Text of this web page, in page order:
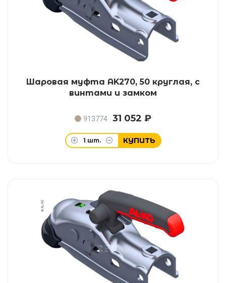
Шаровая муфта AK270, 50 круглая, с
винтами и замком
913774 31 052 ₽
1 шт. КУПИТЬ